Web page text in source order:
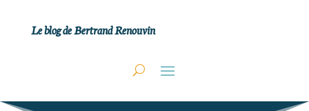
Le blog de Bertrand Renouvin